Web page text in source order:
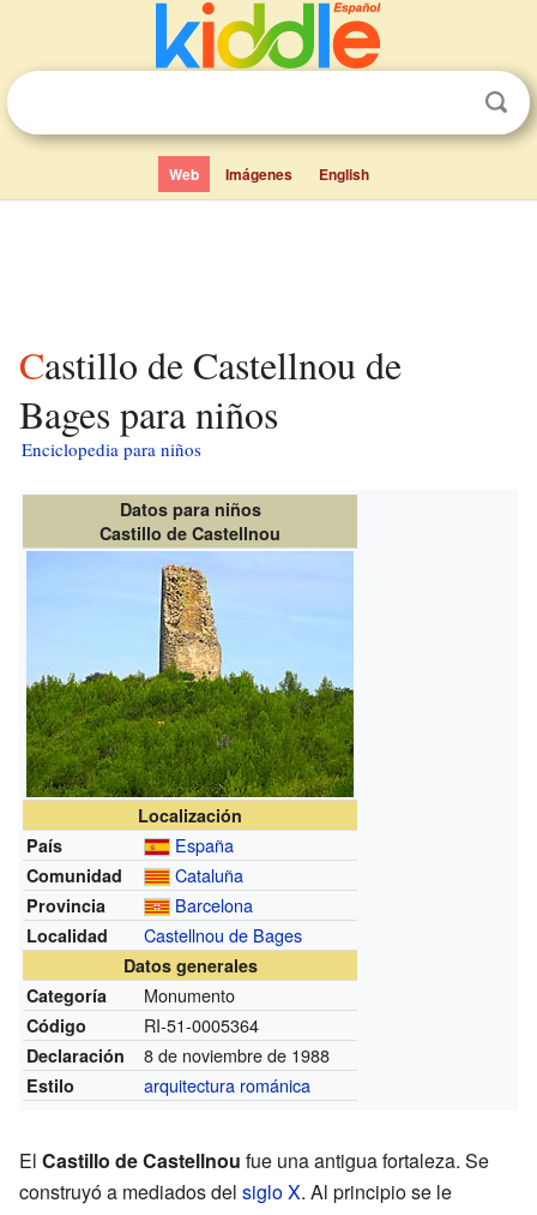
Web Imágenes English
Castillo de Castellnou de
Bages para niños
Enciclopedia para niños
Datos para niños
Castillo de Castellnou
Localización
País
España
Comunidad Cataluña
Provincia Barcelona
Localidad Castellnou de Bages
Datos generales
Categoría
Monumento
Código RI-51-0005364
Declaración 8 de noviembre de 1988
Estilo arquitectura románica
El Castillo de Castellnou fue una antigua fortaleza. Se
construyó a mediados del siglo X. Al principio se le